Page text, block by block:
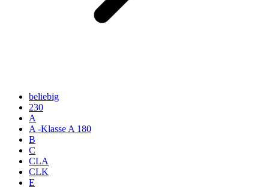
beliebig
230
A
A -Klasse A 180
B
C
CLA
CLK
E